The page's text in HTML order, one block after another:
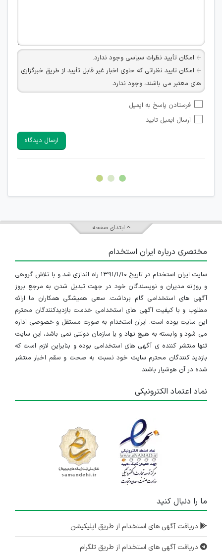
امکان تأیید نظرات سیاسی وجود ندارد.
امکان تایید نظراتی که حاوی اخبار غیر قابل تأیید از طریق خبرگزاری
های معتبر می باشند، وجود ندارد.
شبکه های مجازی ارتباطی می باشند وجود ندارد.
امکان تأیید نظرات کاربرانی که به هر طریقی قصد مأیوس کردن
هرگونه تحریک، تحقیر و کنایه به سایر افراد (مسئول و غیر مسئول)
غیر مجاز می باشد.
امکان هماهنگی برای هرگونه ملاقات حضوری چه به صورت دسته
فرستادن پاسخ به ایمیل
ارسال ایمیل تایید
ارسال دیدگاه
ابتدای صفحه
مختصری درباره ایران استخدام
سایت ایران استخدام در تاریخ ۱۳۹۱/۱/۱۰ راه اندازی شد و با تلاش گروهی
و روزانه مدیران و نویسندگان خود در جهت تبدیل شدن به مرجع بروز
آگهی های استخدامی گام برداشت. سعی همیشگی همکاران ما ارائه
مطلوب و با کیفیت آگهی های استخدامی خدمت بازدیدکنندگان محترم
این سایت بوده است. ایران استخدام به صورت مستقل و خصوصی اداره
می شود و وابسته به هیچ نهاد و یا سازمان دولتی نمی باشد، این سایت
تنها منتشر کننده ی آگهی های استخدامی بوده و بنابراین لازم است که
بازدید کنندگان محترم سایت خود نسبت به صحت و سقم اخبار منتشر
شده در آن هوشیار باشند.
نماد اعتماد الکترونیکی
ما را دنبال کنید
دریافت آگهی های استخدام از طریق اپلیکیشن
دریافت آگهی های استخدام از طریق تلگرام